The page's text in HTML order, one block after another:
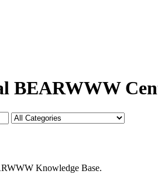
BEARWWW
Knowledge Base.